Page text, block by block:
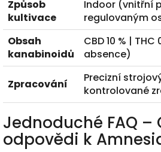
Způsob
kultivace
Indoor (vnitřní
regulovaným
Obsah
kanabinoidů
CBD 10 % |
absence)
Zpracování
Precizní
kontrolované
Jednoduché FAQ –
odpovědi k